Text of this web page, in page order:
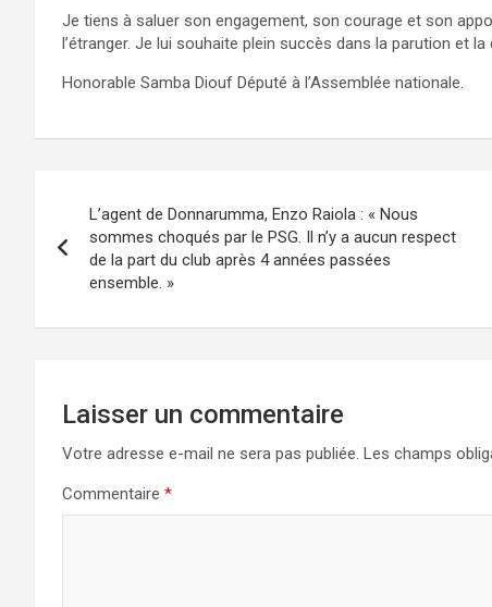
Je tiens à saluer son engagement, son courage et son
l’étranger. Je lui souhaite plein succès dans la parution et
Honorable Samba Diouf Député à l’Assemblée nationale.
L’agent de Donnarumma, Enzo Raiola : « Nous
sommes choqués par le PSG. Il n’y a aucun respect
de la part du club après 4 années passées
ensemble. »
Laisser un commentaire
Votre adresse e-mail ne sera pas publiée. Les champs
Commentaire *